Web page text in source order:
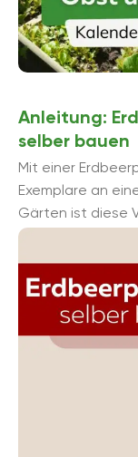
Anleitung:
selber bauen
Mit einer
Exemplare an
Gärten ist diese
Ihnen das Projekt